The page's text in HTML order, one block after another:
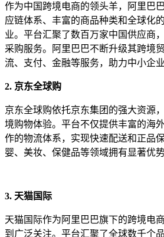
作为中国跨境电商的领头羊，阿里巴
应链体系、丰富的商品种类和全球化
业。平台汇聚了数百万家中国供应商
采购服务。阿里巴巴不断升级其跨境
流、支付、金融等服务，助力中小企
2. 京东全球购
京东全球购依托京东集团的强大资源
境购物体验。平台不仅提供丰富的海
作的物流体系，实现快速配送和正品
婴、美妆、保健品等领域拥有显著优
3. 天猫国际
天猫国际作为阿里巴巴旗下的跨境电
到广泛关注。平台汇聚了全球数千个